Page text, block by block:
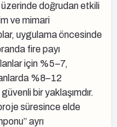
doğrudan etkili
ve mimari
uygulama öncesinde
fire payı
için %5–7,
%8–12
bir yaklaşımdır.
süresince elde
ayrı